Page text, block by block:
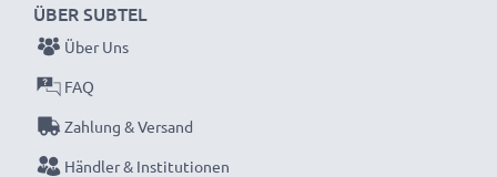
ÜBER SUBTEL
Über Uns
FAQ
Zahlung & Versand
Händler & Institutionen